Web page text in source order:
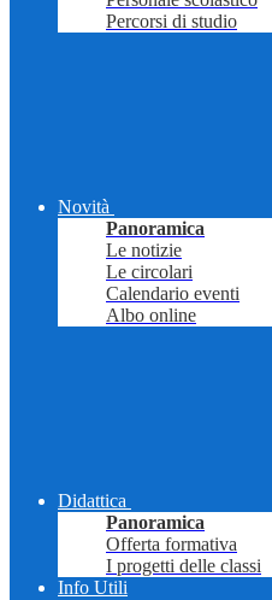
Percorsi di studio
Novità
Panoramica
Le notizie
Le circolari
Calendario eventi
Albo online
Didattica
Panoramica
Offerta formativa
I progetti delle classi
Info Utili